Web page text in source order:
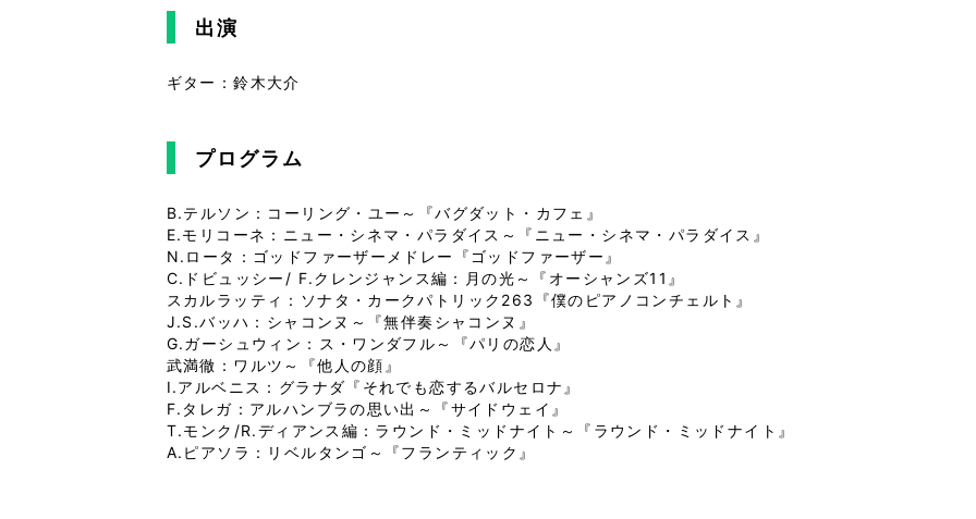
出演
ギター：鈴木大介
プログラム
B.テルソン：コーリング・ユー～『バグダット・カフェ』
E.モリコーネ：ニュー・シネマ・パラダイス～『ニュー・シネマ・パラダイス』
N.ロータ：ゴッドファーザーメドレー『ゴッドファーザー』
C.ドビュッシー/ F.クレンジャンス編：月の光～『オーシャンズ11』
スカルラッティ：ソナタ・カークパトリック263『僕のピアノコンチェルト』
J.S.バッハ：シャコンヌ～『無伴奏シャコンヌ』
G.ガーシュウィン：ス・ワンダフル～『パリの恋人』
武満徹：ワルツ～『他人の顔』
I.アルベニス：グラナダ『それでも恋するバルセロナ』
F.タレガ：アルハンブラの思い出～『サイドウェイ』
T.モンク/R.ディアンス編：ラウンド・ミッドナイト～『ラウンド・ミッドナイト』
A.ピアソラ：リベルタンゴ～『フランティック』